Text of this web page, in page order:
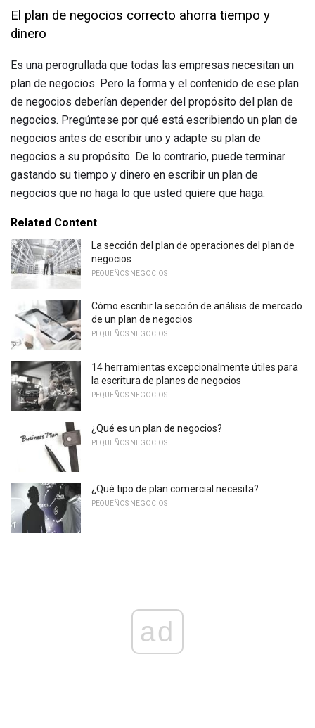
El plan de negocios correcto ahorra tiempo y
dinero
Es una perogrullada que todas las empresas necesitan un
plan de negocios. Pero la forma y el contenido de ese plan
de negocios deberían depender del propósito del plan de
negocios. Pregúntese por qué está escribiendo un plan de
negocios antes de escribir uno y adapte su plan de
negocios a su propósito. De lo contrario, puede terminar
gastando su tiempo y dinero en escribir un plan de
negocios que no haga lo que usted quiere que haga.
Related Content
La sección del plan de operaciones del plan de
negocios
PEQUEÑOS NEGOCIOS
Cómo escribir la sección de análisis de mercado
de un plan de negocios
PEQUEÑOS NEGOCIOS
14 herramientas excepcionalmente útiles para
la escritura de planes de negocios
PEQUEÑOS NEGOCIOS
¿Qué es un plan de negocios?
PEQUEÑOS NEGOCIOS
¿Qué tipo de plan comercial necesita?
PEQUEÑOS NEGOCIOS
ad